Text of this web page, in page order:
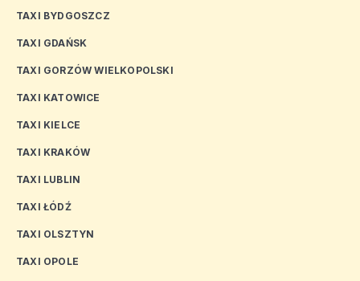
TAXI BYDGOSZCZ
TAXI GDAŃSK
TAXI GORZÓW WIELKOPOLSKI
TAXI KATOWICE
TAXI KIELCE
TAXI KRAKÓW
TAXI LUBLIN
TAXI ŁÓDŹ
TAXI OLSZTYN
TAXI OPOLE